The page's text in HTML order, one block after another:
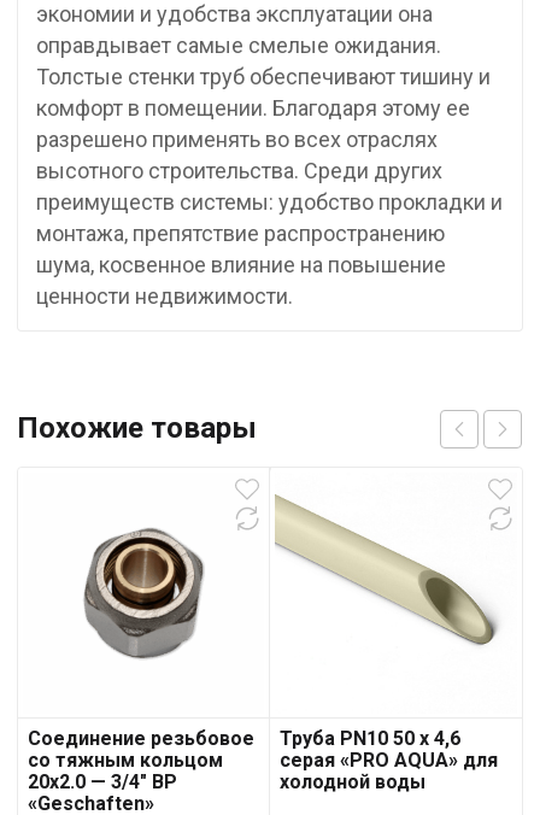
экономии и удобства эксплуатации она
оправдывает самые смелые ожидания.
Толстые стенки труб обеспечивают тишину и
комфорт в помещении. Благодаря этому ее
разрешено применять во всех отраслях
высотного строительства. Среди других
преимуществ системы: удобство прокладки и
монтажа, препятствие распространению
шума, косвенное влияние на повышение
ценности недвижимости.
Похожие товары
Соединение резьбовое
со тяжным кольцом
20х2.0 — 3/4″ ВР
«Geschaften»
Труба PN10 50 x 4,6
серая «PRO AQUA» для
холодной воды